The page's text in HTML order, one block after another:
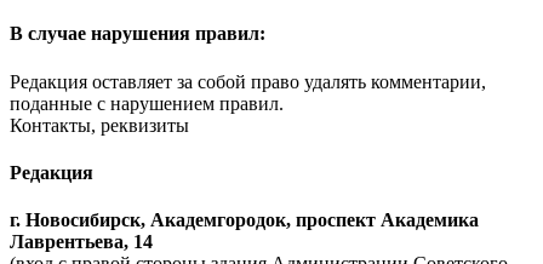
В случае нарушения правил:
Редакция оставляет за собой право удалять комментарии,
поданные с нарушением правил.
Контакты, реквизиты
Редакция
г. Новосибирск, Академгородок, проспект Академика
Лаврентьева, 14